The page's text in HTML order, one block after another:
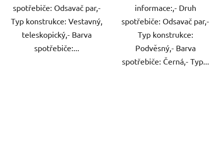
spotřebiče: Odsavač par,-
Typ konstrukce: Vestavný,
teleskopický,- Barva
spotřebiče:...
informace:,- Druh
spotřebiče: Odsavač par,-
Typ konstrukce:
Podvěsný,- Barva
spotřebiče: Černá,- Typ...